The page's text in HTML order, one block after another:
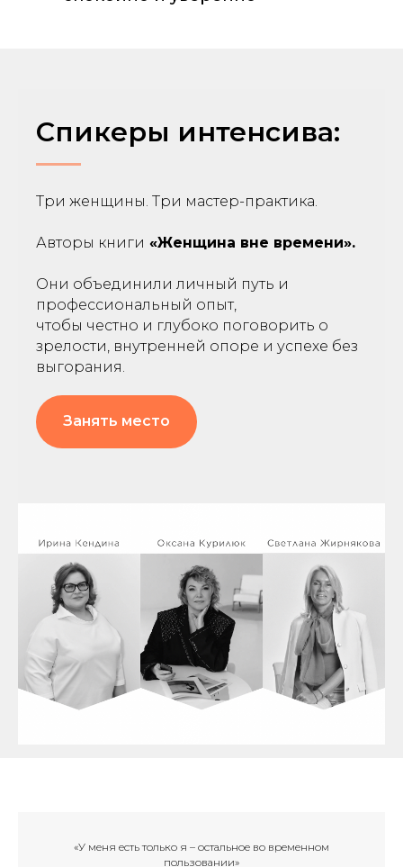
Спикеры интенсива:
Три женщины. Три мастер-практика.
Авторы книги «Женщина вне времени».
Они объединили личный путь и
профессиональный опыт,
чтобы честно и глубоко поговорить о
зрелости, внутренней опоре и успехе без
выгорания.
Занять место
«У меня есть только я – остальное во временном
пользовании»